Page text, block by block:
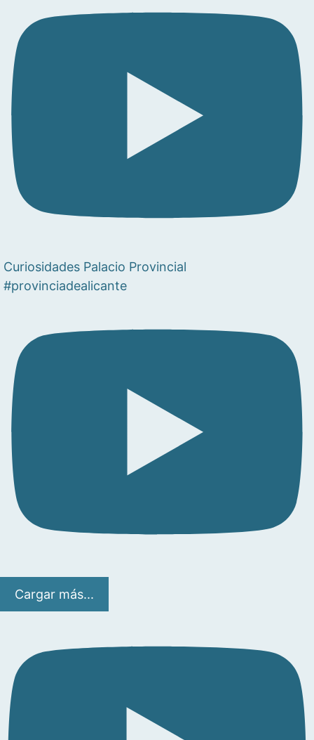
Curiosidades Palacio Provincial
#provinciadealicante
Cargar más...